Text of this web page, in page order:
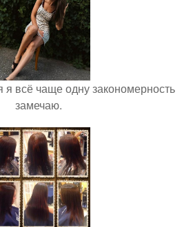
всё чаще одну закономерность
замечаю.